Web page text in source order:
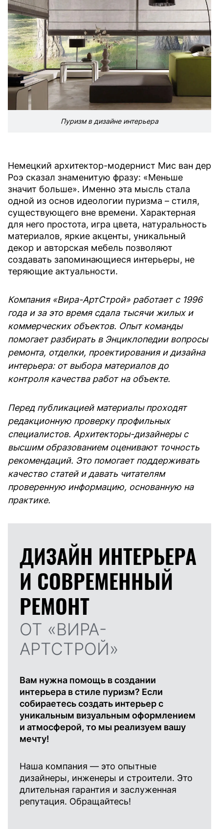
Пуризм в дизайне интерьера
Немецкий архитектор-модернист Мис ван дер
Роэ сказал знаменитую фразу: «Меньше
значит больше». Именно эта мысль стала
одной из основ идеологии пуризма – стиля,
существующего вне времени. Характерная
для него простота, игра цвета, натуральность
материалов, яркие акценты, уникальный
декор и авторская мебель позволяют
создавать запоминающиеся интерьеры, не
теряющие актуальности.
Компания «Вира-АртСтрой» работает с 1996
года и за это время сдала тысячи жилых и
коммерческих объектов. Опыт команды
помогает разбирать в Энциклопедии вопросы
ремонта, отделки, проектирования и дизайна
интерьера: от выбора материалов до
контроля качества работ на объекте.
Перед публикацией материалы проходят
редакционную проверку профильных
специалистов. Архитекторы-дизайнеры с
высшим образованием оценивают точность
рекомендаций. Это помогает поддерживать
качество статей и давать читателям
проверенную информацию, основанную на
практике.
ДИЗАЙН ИНТЕРЬЕРА
И СОВРЕМЕННЫЙ
РЕМОНТ
ОТ «ВИРА-
АРТСТРОЙ»
Вам нужна помощь в создании
интерьера в стиле пуризм? Если
собираетесь создать интерьер с
уникальным визуальным оформлением
и атмосферой, то мы реализуем вашу
мечту!
Наша компания — это опытные
дизайнеры, инженеры и строители. Это
длительная гарантия и заслуженная
репутация. Обращайтесь!